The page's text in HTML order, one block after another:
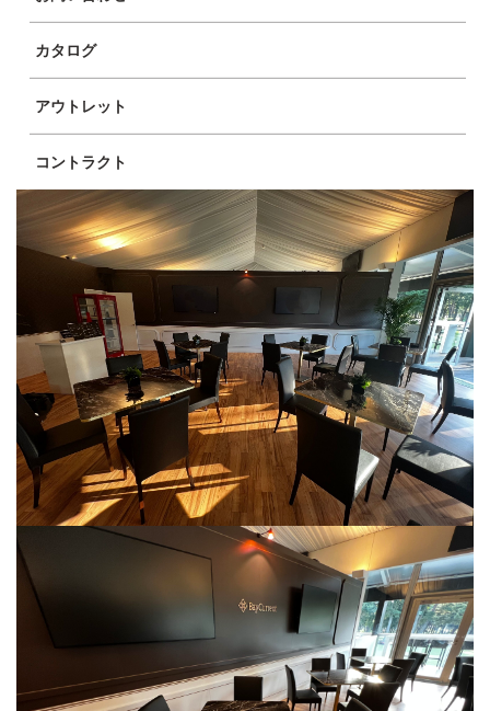
カタログ
アウトレット
コントラクト